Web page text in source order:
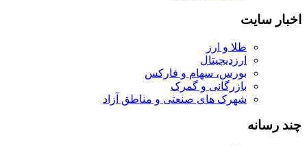
اخبار سایت
طلا و ارز
ارزدیجیتال
بورس، سهام و فارکس
بازرگانی و گمرک
شهرک های صنعتی و مناطق آزاد
چند رسانه